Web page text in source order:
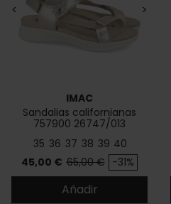
< >
IMAC
Sandalias californianas
757900 26747/013
35 36 37 38 39 40
Precio
45,00 € Precio base
65,00 € -31%
Añadir